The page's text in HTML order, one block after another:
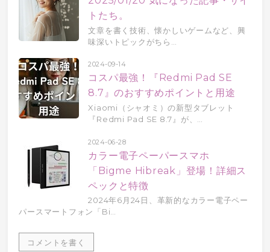
トたち。
文章を書く技術、懐かしいゲームなど、興
味深いトピックがちら…
2024-09-14
コスパ最強！『Redmi Pad SE
8.7』のおすすめポイントと用途
Xiaomi（シャオミ）の新型タブレット
『Redmi Pad SE 8.7』が、…
2024-06-28
カラー電子ペーパースマホ
「Bigme Hibreak」登場！詳細ス
ペックと特徴
2024年6月24日、革新的なカラー電子ペー
パースマートフォン「Bi…
コメントを書く